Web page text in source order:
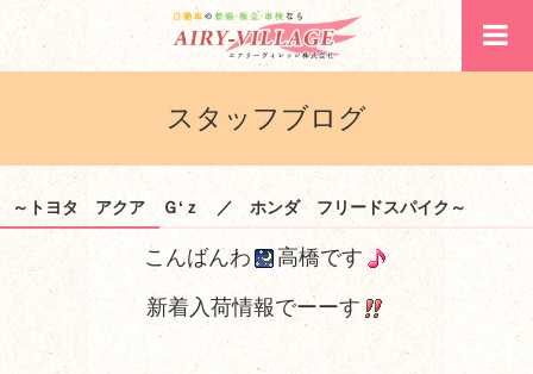
スタッフブログ
～トヨタ アクア Ｇ‘ｚ ／ ホンダ フリードスパイク～
こんばんわ 高橋です
新着入荷情報でーーす